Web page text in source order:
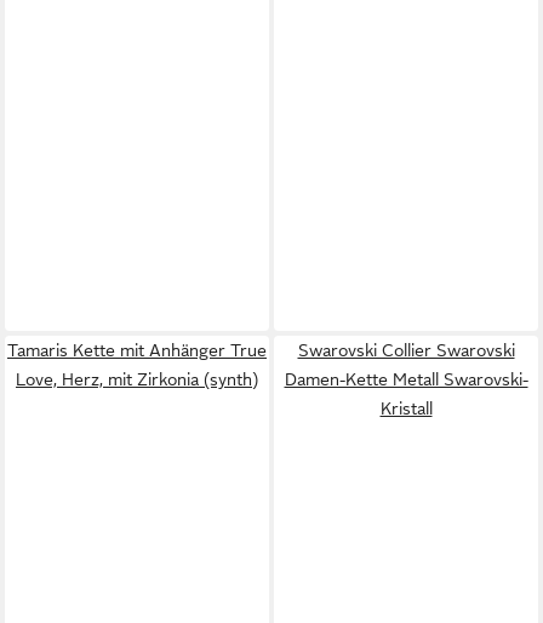
Tamaris Kette mit Anhänger True
Love, Herz, mit Zirkonia (synth)
Swarovski Collier Swarovski
Damen-Kette Metall Swarovski-
Kristall